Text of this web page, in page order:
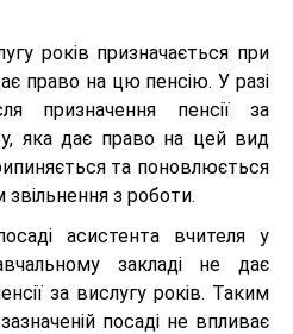
років призначається при
право на цю пенсію. У разі
призначення пенсії за
яка дає право на цей вид
та поновлюється
з роботи.
асистента вчителя у
закладі не дає
за вислугу років. Таким
посаді не впливає